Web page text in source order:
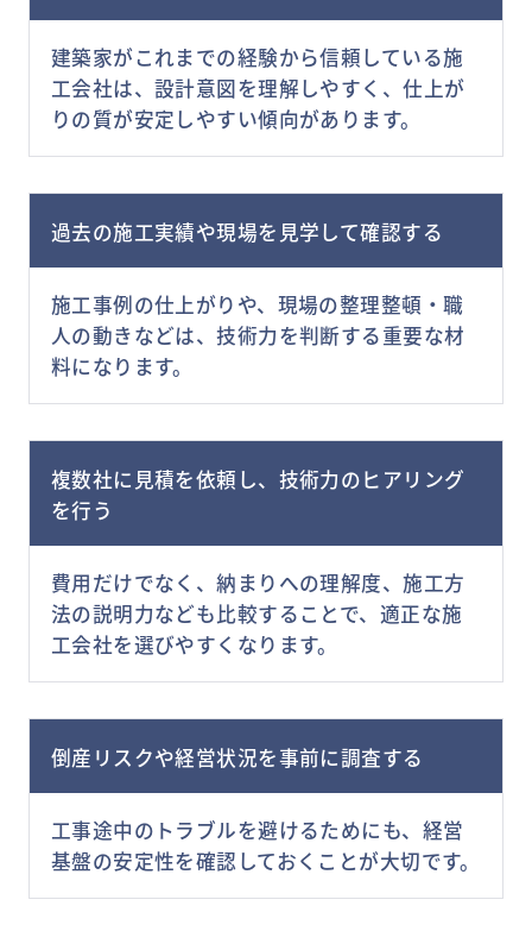
建築家がこれまでの経験から信頼している施
工会社は、設計意図を理解しやすく、仕上が
りの質が安定しやすい傾向があります。
過去の施工実績や現場を見学して確認する
施工事例の仕上がりや、現場の整理整頓・職
人の動きなどは、技術力を判断する重要な材
料になります。
複数社に見積を依頼し、技術力のヒアリング
を行う
費用だけでなく、納まりへの理解度、施工方
法の説明力なども比較することで、適正な施
工会社を選びやすくなります。
倒産リスクや経営状況を事前に調査する
工事途中のトラブルを避けるためにも、経営
基盤の安定性を確認しておくことが大切です。